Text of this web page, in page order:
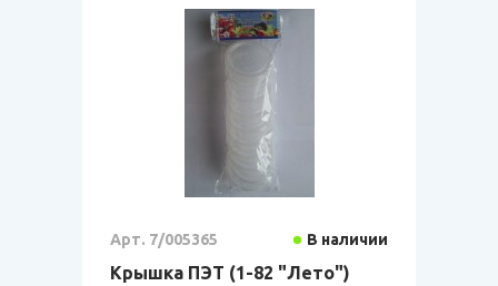
Арт. 7/005365 В наличии
Крышка ПЭТ (1-82 "Лето")